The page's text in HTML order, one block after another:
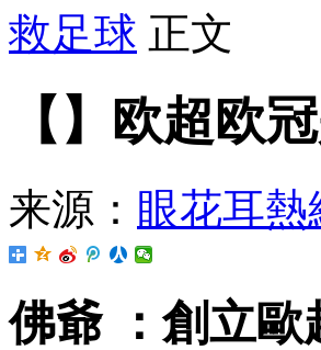
救足球 正文
【】欧超欧
来源： 眼花耳熱
佛爺  ：創